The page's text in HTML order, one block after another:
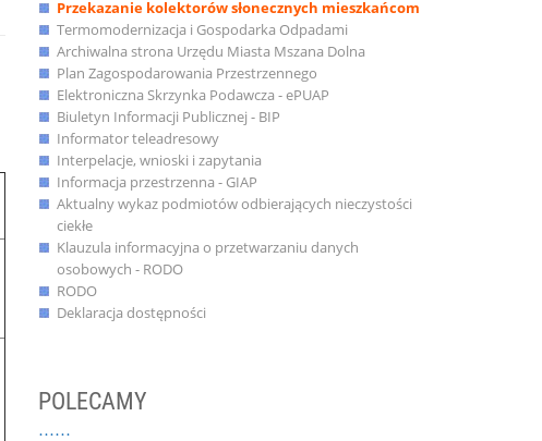
Przekazanie kolektorów słonecznych mieszkańcom
Termomodernizacja i Gospodarka Odpadami
Archiwalna strona Urzędu Miasta Mszana Dolna
Plan Zagospodarowania Przestrzennego
Elektroniczna Skrzynka Podawcza - ePUAP
Biuletyn Informacji Publicznej - BIP
Informator teleadresowy
Interpelacje, wnioski i zapytania
Informacja przestrzenna - GIAP
Aktualny wykaz podmiotów odbierających nieczystości
ciekłe
Klauzula informacyjna o przetwarzaniu danych
osobowych - RODO
RODO
Deklaracja dostępności
POLECAMY